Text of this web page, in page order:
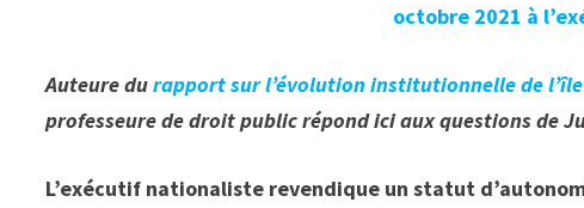
octobre 2021 à
Auteure durapport sur l’évolution institutionnelle de
professeure de droit public répond ici aux questions de
L’exécutif nationaliste revendique un statut